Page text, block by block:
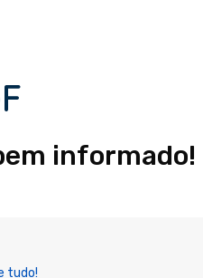
informado!
tudo!